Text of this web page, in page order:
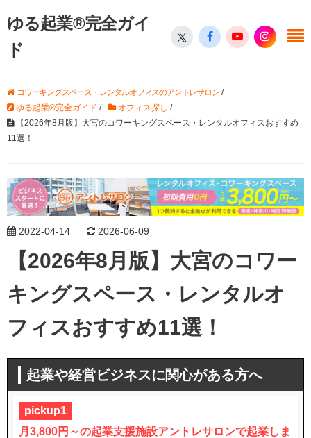
ゆる起業®完全ガイ
ド
コワーキングスペース・レンタルオフィスのアントレサロン/
ゆる起業®完全ガイド / オフィス探し /
【2026年8月版】大宮のコワーキングスペース・レンタルオフィスおすすめ
11選！
2022-04-14 2026-06-09
【2026年8月版】大宮のコワー
キングスペース・レンタルオ
フィスおすすめ11選！
起業や経営ビジネスに関心がある方へ
pickup1
月3,800円～の起業支援施設アントレサロンで起業しま